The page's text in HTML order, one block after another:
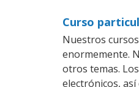
Curso
Nuestros
enormemente.
otros temas.
electrónicos,